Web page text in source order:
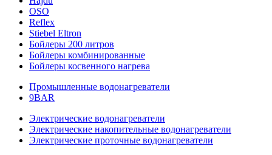
OSO
Reflex
Stiebel Eltron
Бойлеры 200 литров
Бойлеры комбинированные
Бойлеры косвенного нагрева
Промышленные водонагреватели
9BAR
Электрические водонагреватели
Электрические накопительные водонагреватели
Электрические проточные водонагреватели